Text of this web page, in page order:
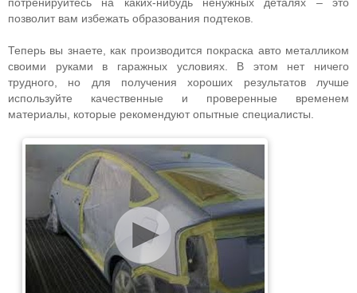
позволит вам избежать образования подтеков.
Теперь вы знаете, как производится покраска авто металликом
своими руками в гаражных условиях. В этом нет ничего
трудного, но для получения хороших результатов лучше
используйте качественные и проверенные временем
материалы, которые рекомендуют опытные специалисты.